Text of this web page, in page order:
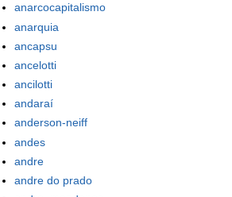
anarcocapitalismo
anarquia
ancapsu
ancelotti
ancilotti
andaraí
anderson-neiff
andes
andre
andre do prado